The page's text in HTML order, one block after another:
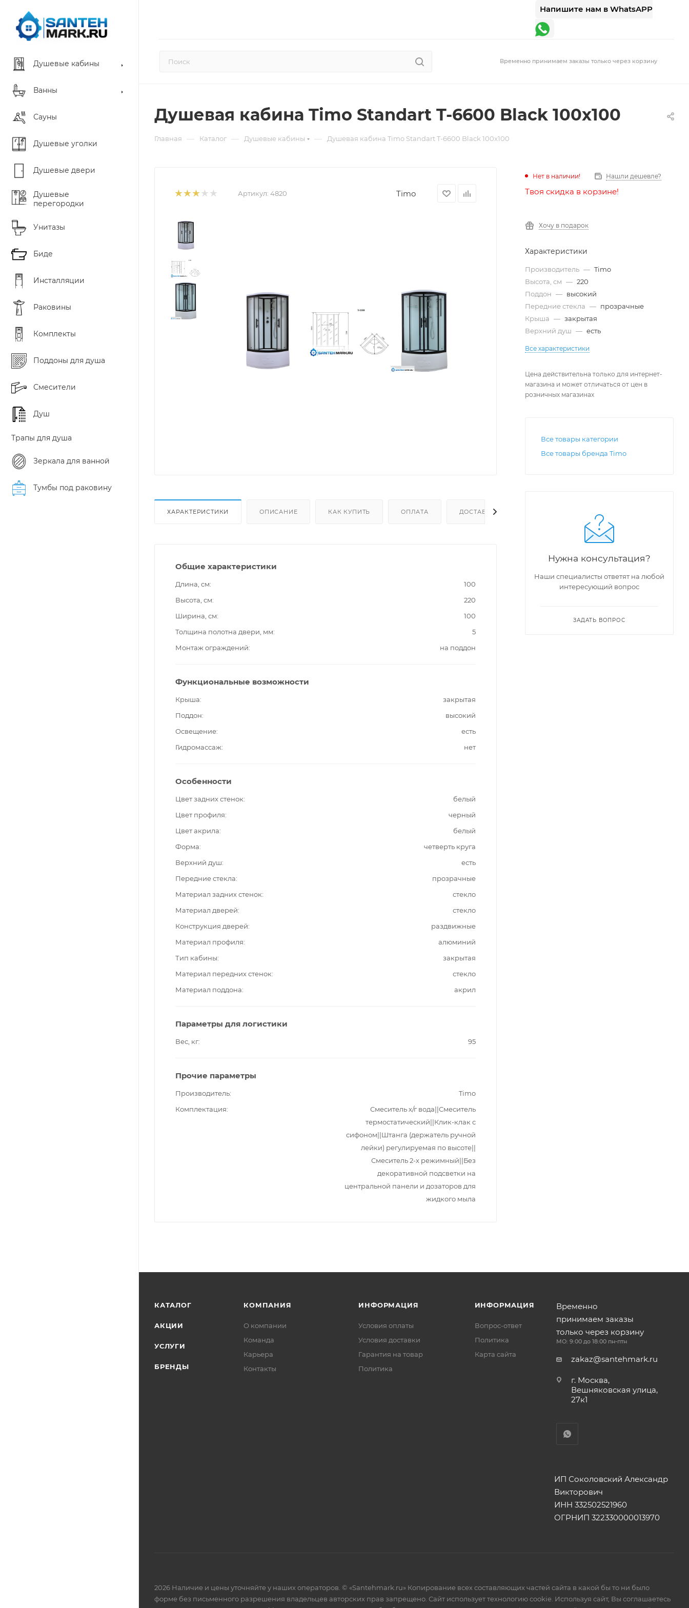
Напишите нам в WhatsAPP
Временно принимаем заказы только через корзину
Душевые кабины
Ванны
Сауны
Душевые уголки
Душевые двери
Душевые
перегородки
Унитазы
Биде
Инсталляции
Раковины
Комплекты
Поддоны для душа
Смесители
Душ
Трапы для душа
Зеркала для ванной
Тумбы под раковину
Душевая кабина Timo Standart T-6600 Black 100x100
Главная — Каталог — Душевые кабины — Душевая кабина Timo Standart T-6600 Black 100x100
Артикул: 4820 Timo
ХАРАКТЕРИСТИКИ ОПИСАНИЕ КАК КУПИТЬ ОПЛАТА ДОСТАВКА
Общие характеристики
Длина, см
100
Высота, см
220
Ширина, см
100
Толщина полотна двери, мм
5
Монтаж ограждений
на поддон
Функциональные возможности
Крыша
закрытая
Поддон
высокий
Освещение
есть
Гидромассаж
нет
Особенности
Цвет задних стенок
белый
Цвет профиля
черный
Цвет акрила
белый
Форма
четверть круга
Верхний душ
есть
Передние стекла
прозрачные
Материал задних стенок
стекло
Материал дверей
стекло
Конструкция дверей
раздвижные
Материал профиля
алюминий
Тип кабины
закрытая
Материал передних стенок
стекло
Материал поддона
акрил
Параметры для логистики
Вес, кг 95
Прочие параметры
Производитель
Timo
Комплектация
Смеситель х/г вода||Смеситель
термостатический||Клик-клак с
сифоном||Штанга (держатель ручной
лейки) регулируемая по высоте||
Смеситель 2-х режимный||Без
декоративной подсветки на
центральной панели и дозаторов для
жидкого мыла
Нет в наличии! Нашли дешевле?
Твоя скидка в корзине!
Хочу в подарок
Характеристики
Производитель — Timo
Высота, см — 220
Поддон — высокий
Передние стекла — прозрачные
Крыша — закрытая
Верхний душ — есть
Все характеристики
Цена действительна только для интернет-
магазина и может отличаться от цен в
розничных магазинах
Все товары категории
Все товары бренда Timo
Нужна консультация?
Наши специалисты ответят на любой
интересующий вопрос
ЗАДАТЬ ВОПРОС
КАТАЛОГ
АКЦИИ
УСЛУГИ
БРЕНДЫ
КОМПАНИЯ
О компании
Команда
Карьера
Контакты
ИНФОРМАЦИЯ
Условия оплаты
Условия доставки
Гарантия на товар
Политика
ИНФОРМАЦИЯ
Вопрос-ответ
Политика
Карта сайта
Временно
принимаем заказы
только через корзину
МО: 9:00 до 18:00 пн-птн
zakaz@santehmark.ru
г. Москва,
Вешняковская улица,
27к1
ИП Соколовский Александр
Викторович
ИНН 332502521960
ОГРНИП 322330000013970
2026 Наличие и цены уточняйте у наших операторов. © «Santehmark.ru» Копирование всех составляющих частей сайта в какой бы то ни было
форме без письменного разрешения владельцев авторских прав запрещено. Сайт использует технологию cookie. Используя сайт, Вы соглашаетесь